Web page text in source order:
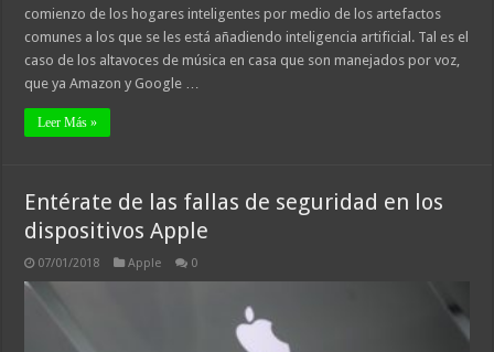
comienzo de los hogares inteligentes por medio de los artefactos
comunes a los que se les está añadiendo inteligencia artificial. Tal es el
caso de los altavoces de música en casa que son manejados por voz,
que ya Amazon y Google …
Leer Más »
Entérate de las fallas de seguridad en los
dispositivos Apple
07/01/2018 Apple 0